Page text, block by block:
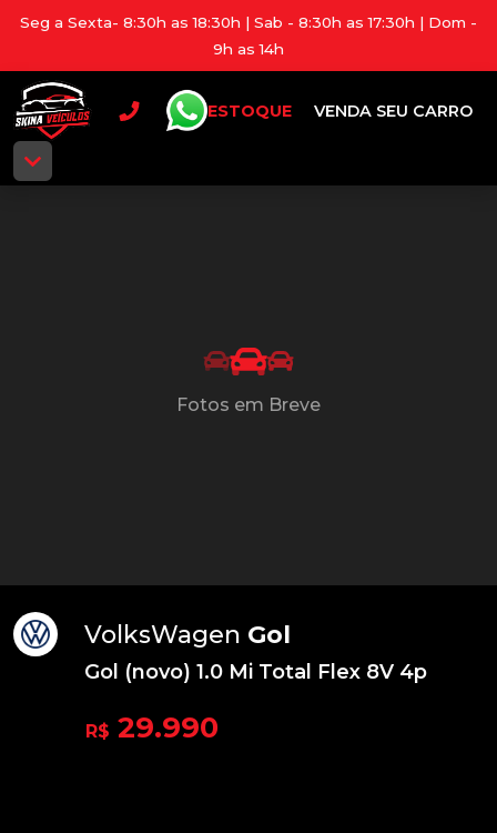
Seg a Sexta- 8:30h as 18:30h | Sab - 8:30h as 17:30h | Dom -
9h as 14h
ESTOQUE VENDA SEU CARRO
Fotos em Breve
VolksWagen Gol
Gol (novo) 1.0 Mi Total Flex 8V 4p
R$ 29.990